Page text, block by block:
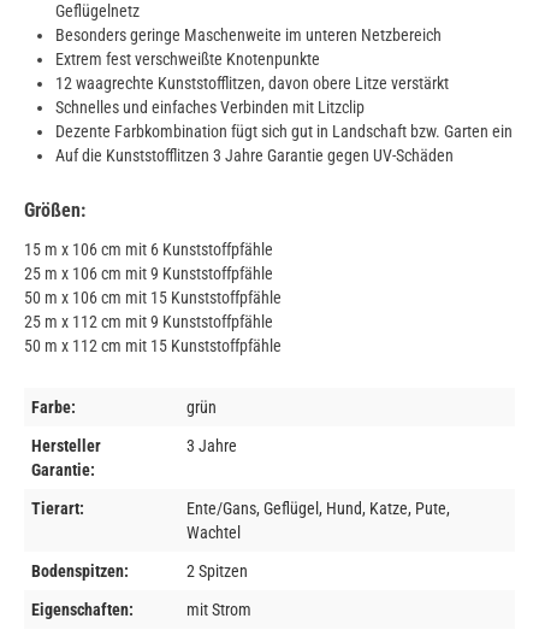
Geflügelnetz
Besonders geringe Maschenweite im unteren Netzbereich
Extrem fest verschweißte Knotenpunkte
12 waagrechte Kunststofflitzen, davon obere Litze verstärkt
Schnelles und einfaches Verbinden mit Litzclip
Dezente Farbkombination fügt sich gut in Landschaft bzw. Garten ein
Auf die Kunststofflitzen 3 Jahre Garantie gegen UV-Schäden
Größen:
15 m x 106 cm mit 6 Kunststoffpfähle
25 m x 106 cm mit 9 Kunststoffpfähle
50 m x 106 cm mit 15 Kunststoffpfähle
25 m x 112 cm mit 9 Kunststoffpfähle
50 m x 112 cm mit 15 Kunststoffpfähle
Farbe:
grün
Hersteller
Garantie:
3 Jahre
Tierart:
Ente/Gans, Geflügel, Hund, Katze, Pute,
Wachtel
Bodenspitzen:
2 Spitzen
Eigenschaften:
mit Strom